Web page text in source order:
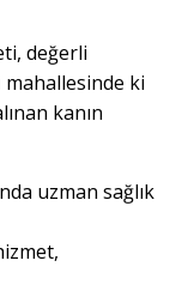
değerli
mahallesinde ki
kanın
uzman sağlık